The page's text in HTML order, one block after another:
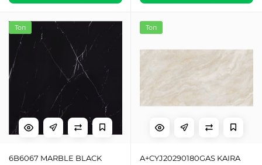
Топ
6B6067 MARBLE BLACK
Топ
A+CYJ20290180GAS KAIRA